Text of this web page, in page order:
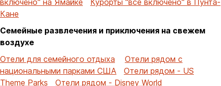
Кане
Семейные развлечения и приключения на свежем
воздухе
Отели для семейного отдыха
Отели рядом с
национальными парками США
Отели рядом - US
Theme Parks
Отели рядом - Disney World